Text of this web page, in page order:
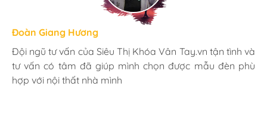
Hương Suri
Mình rất ưng khi đến Siêu Thị Khóa Vân Tay.vn. Ở đây
có rất nhiều mặt hàng phong phú, tha hồ lựa chọn.
Nhân viên chuyên nghiệp, nhiệt tình. Chúc Hati ngày
Đoàn Giang Hương
Đội ngũ tư vấn của Siêu Thị Khóa Vân Tay.vn tận tình và
tư vấn có tâm đã giúp mình chọn được mẫu đèn phù
hợp với nội thất nhà mình
Ngọc Anh
Mua đèn tại Siêu Thị Khóa Vân Tay.vn mình hoàn toàn
yên tâm với chính sách bảo hành 24 tháng tại nhà. Bạn
kĩ thuật lắp đặt rất cận thận và chu đáo